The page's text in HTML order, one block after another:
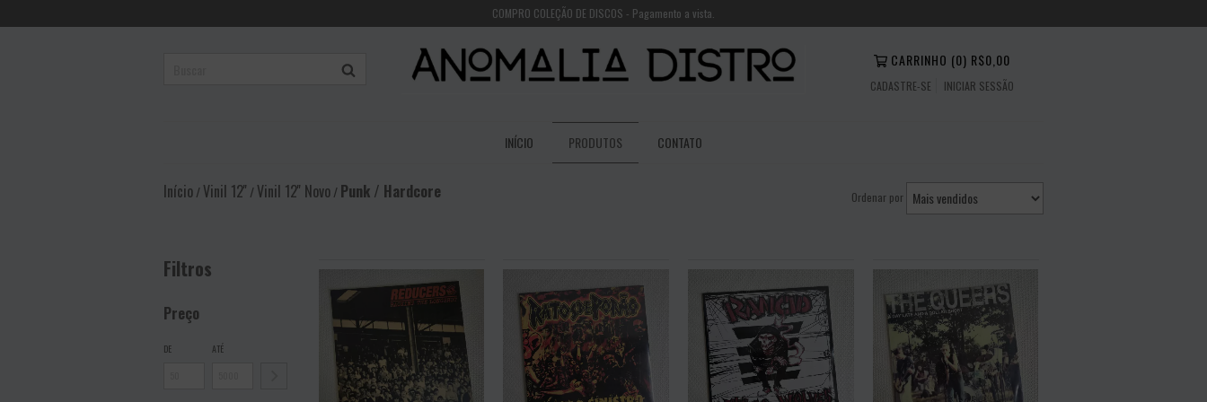
COMPRO COLEÇÃO DE DISCOS - Pagamento a vista.
CARRINHO (0) R$0,00
CADASTRE-SE INICIAR SESSÃO
INÍCIO PRODUTOS CONTATO
Início/Vinil 12'' /Vinil 12'' Novo/Punk / Hardcore Ordenar por
Filtros
Preço
DE ATÉ